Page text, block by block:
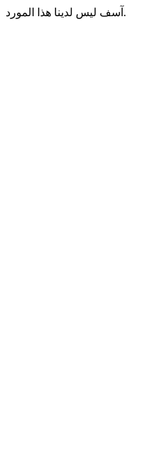
آسف ليس لدينا هذا المورد.